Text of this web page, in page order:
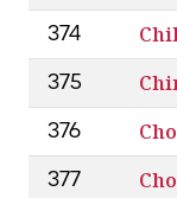
374
375
376
377